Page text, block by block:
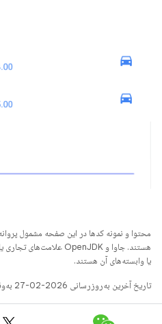
محتوا و نمونه کدها در این صفحه مشمول
یا وابسته‌های آن هستند.
تاریخ آخرین به‌روزرسانی 2026-02-27 به‌وقت ساعت هماهنگ جهانی.